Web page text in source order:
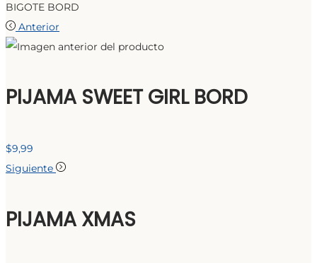
BIGOTE BORD
Anterior
PIJAMA SWEET GIRL BORD
$9,99
Siguiente
PIJAMA XMAS